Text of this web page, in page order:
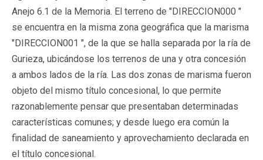
Anejo 6.1 de la Memoria. El terreno de "DIRECCION000 "
se encuentra en la misma zona geográfica que la marisma
"DIRECCION001 ", de la que se halla separada por la ría de
Gurieza, ubicándose los terrenos de una y otra concesión
a ambos lados de la ría. Las dos zonas de marisma fueron
objeto del mismo título concesional, lo que permite
razonablemente pensar que presentaban determinadas
características comunes; y desde luego era común la
finalidad de saneamiento y aprovechamiento declarada en
el título concesional.